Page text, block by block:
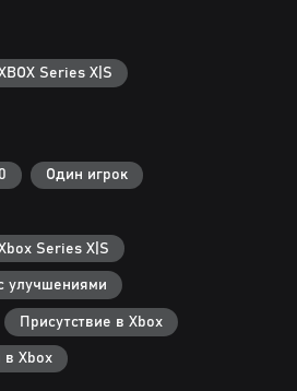
Series X|S
Один игрок
Series X|S
улучшениями
Присутствие в Xbox
в Xbox